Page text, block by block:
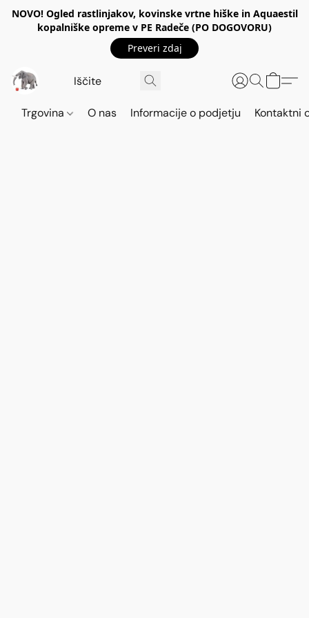
NOVO! Ogled rastlinjakov, kovinske vrtne hiške in Aquaestil
kopalniške opreme v PE Radeče (PO DOGOVORU)
Preveri zdaj
Trgovina O nas Informacije o podjetju Kontaktni